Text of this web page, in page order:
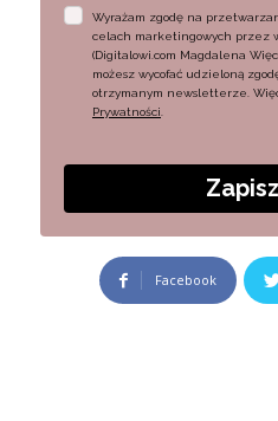
Wyrażam zgodę na
celach marketingowych przez
(Digitalowi.com Magdalena
możesz wycofać udzieloną
otrzymanym newsletterze.
Prywatności
Facebook